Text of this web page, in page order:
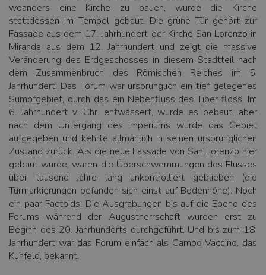
woanders eine Kirche zu bauen, wurde die Kirche
stattdessen im Tempel gebaut. Die grüne Tür gehört zur
Fassade aus dem 17. Jahrhundert der Kirche San Lorenzo in
Miranda aus dem 12. Jahrhundert und zeigt die massive
Veränderung des Erdgeschosses in diesem Stadtteil nach
dem Zusammenbruch des Römischen Reiches im 5.
Jahrhundert. Das Forum war ursprünglich ein tief gelegenes
Sumpfgebiet, durch das ein Nebenfluss des Tiber floss. Im
6. Jahrhundert v. Chr. entwässert, wurde es bebaut, aber
nach dem Untergang des Imperiums wurde das Gebiet
aufgegeben und kehrte allmählich in seinen ursprünglichen
Zustand zurück. Als die neue Fassade von San Lorenzo hier
gebaut wurde, waren die Überschwemmungen des Flusses
über tausend Jahre lang unkontrolliert geblieben (die
Türmarkierungen befanden sich einst auf Bodenhöhe). Noch
ein paar Factoids: Die Ausgrabungen bis auf die Ebene des
Forums während der Augustherrschaft wurden erst zu
Beginn des 20. Jahrhunderts durchgeführt. Und bis zum 18.
Jahrhundert war das Forum einfach als Campo Vaccino, das
Kuhfeld, bekannt.